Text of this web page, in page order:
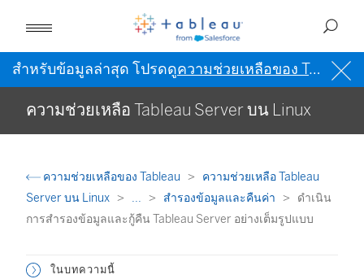
สำหรับข้อมูลล่าสุด โปรดดูความช่วยเหลือของ Tableau เป็นภาษาอังกฤษ (สหรัฐอเมริกา)
ความช่วยเหลือ Tableau Server บน Linux
ความช่วยเหลือของ Tableau
ความช่วยเหลือ Tableau
Server บน Linux
... สำรองข้อมูลและคืนค่า
ดำเนิน
การสำรองข้อมูลและกู้คืน Tableau Server อย่างเต็มรูปแบบ
ในบทความนี้